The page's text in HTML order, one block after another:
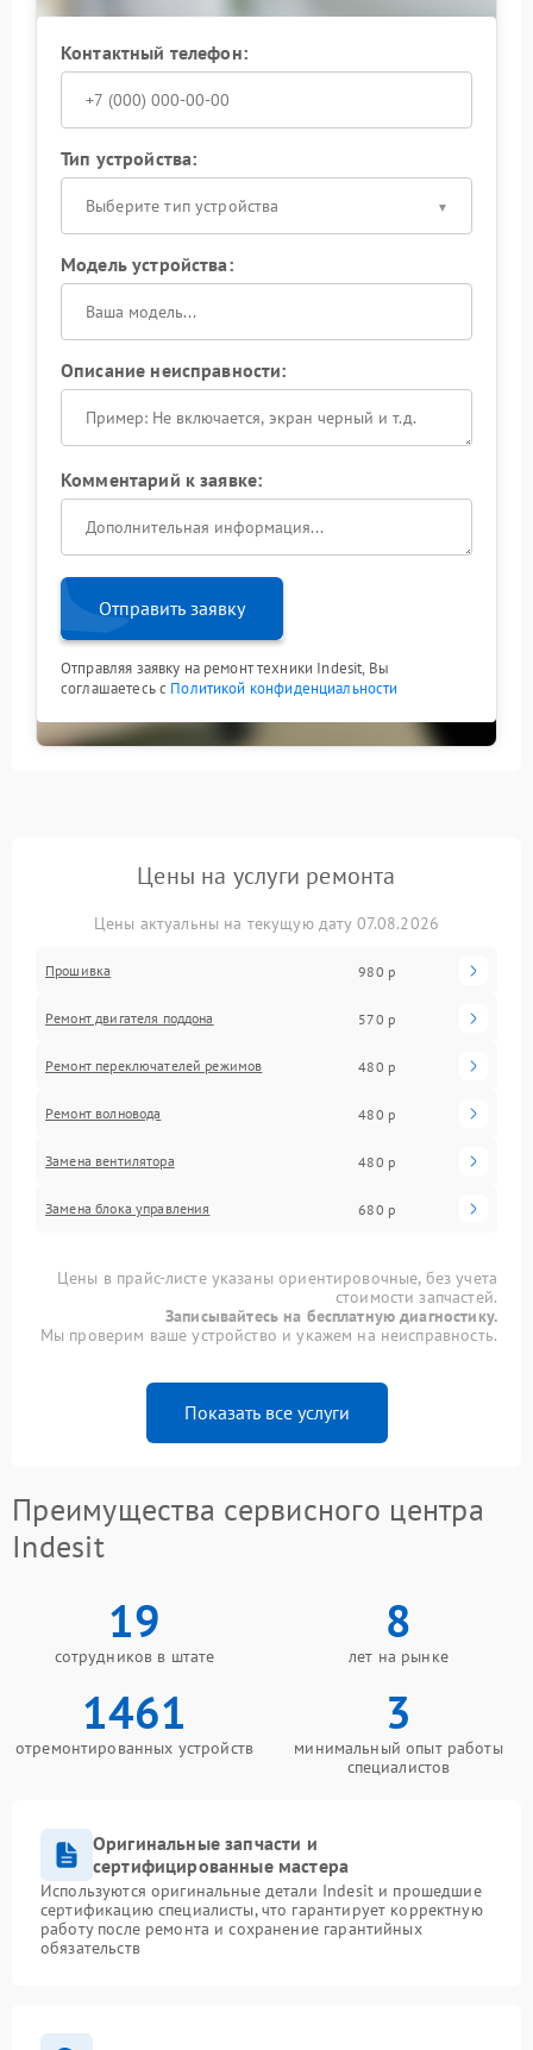
Контактный телефон:
Тип устройства:
Выберите тип устройства
Модель устройства:
Описание неисправности:
Комментарий к заявке:
Отправить заявку
Отправляя заявку на ремонт техники Indesit, Вы
соглашаетесь с Политикой конфиденциальности
Цены на услуги ремонта
Цены актуальны на текущую дату 07.08.2026
Прошивка 980 р
Ремонт двигателя поддона 570 р
Ремонт переключателей режимов 480 р
Ремонт волновода 480 р
Замена вентилятора 480 р
Замена блока управления 680 р
Цены в прайс-листе указаны ориентировочные, без учета
стоимости запчастей.
Записывайтесь на бесплатную диагностику.
Мы проверим ваше устройство и укажем на неисправность.
Показать все услуги
Преимущества сервисного центра
Indesit
19
сотрудников в штате
8
лет на рынке
1461
отремонтированных устройств
3
минимальный опыт работы
специалистов
Оригинальные запчасти и
сертифицированные мастера
Используются оригинальные детали Indesit и прошедшие
сертификацию специалисты, что гарантирует корректную
работу после ремонта и сохранение гарантийных
обязательств